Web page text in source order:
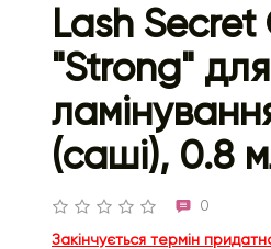
Lash
"Strong" для
(саші), 0.8
0
Закінчується термін